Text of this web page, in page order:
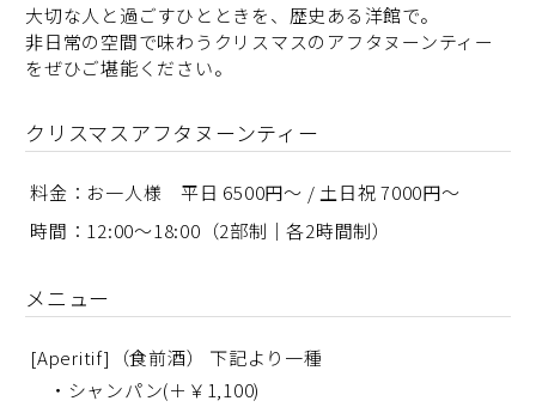
大切な人と過ごすひとときを、歴史ある洋館で。
非日常の空間で味わうクリスマスのアフタヌーンティー
をぜひご堪能ください。
クリスマスアフタヌーンティー
料金：お一人様 平日 6500円～ / 土日祝 7000円～
時間：12:00～18:00（2部制｜各2時間制）
メニュー
[Aperitif]（食前酒） 下記より一種
・シャンパン(＋￥1,100)